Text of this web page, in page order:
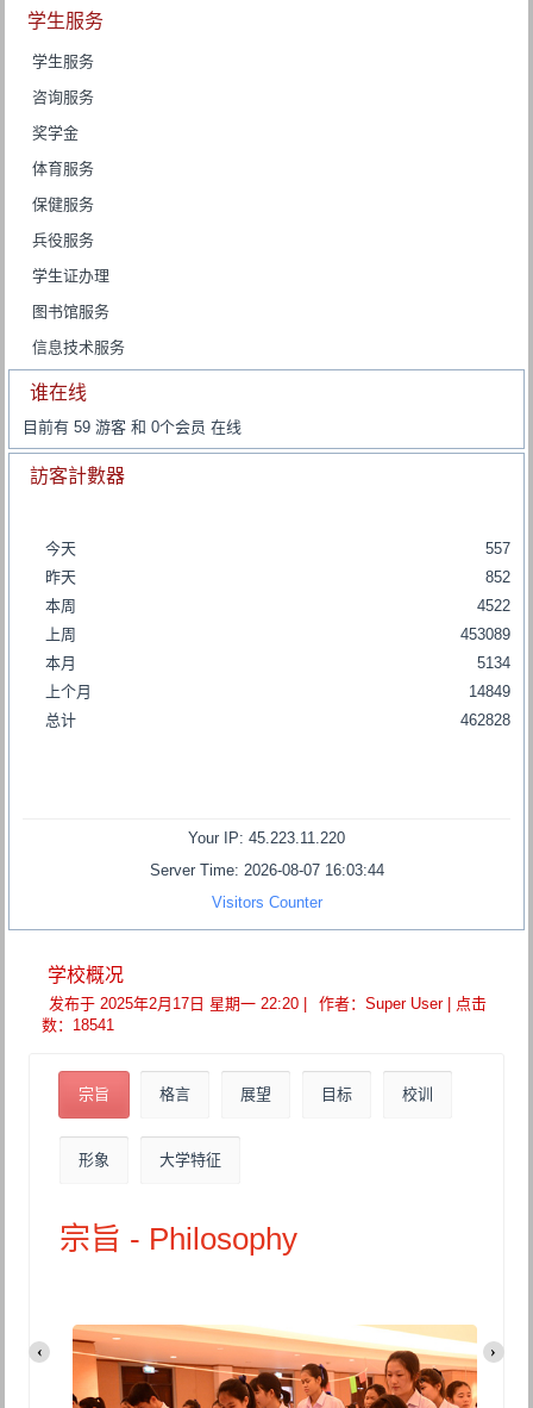
学生服务
学生服务
咨询服务
奖学金
体育服务
保健服务
兵役服务
学生证办理
图书馆服务
信息技术服务
谁在线
目前有 59 游客 和 0个会员 在线
訪客計數器
今天
昨天
本周
上周
本月
上个月
总计
557
852
4522
453089
5134
14849
462828
Your IP: 45.223.11.220
Server Time: 2026-08-07 16:03:44
Visitors Counter
学校概况
发布于 2025年2月17日 星期一 22:20 作者：Super User| 点击
数：18541
宗旨 格言 展望 目标 校训
形象 大学特征
宗旨 - Philosophy